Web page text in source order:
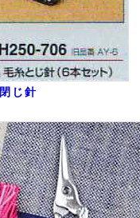
じ針